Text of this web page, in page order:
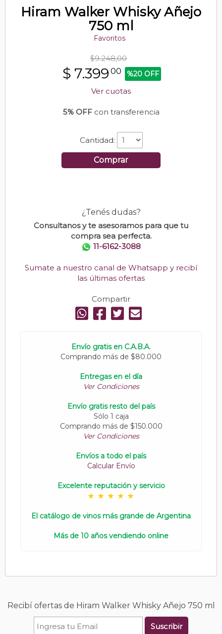
Hiram Walker Whisky Añejo
750 ml
Favoritos
$9.248,00
$ 7.399 00 %20 OFF
Ver cuotas
5% OFFcon transferencia
Cantidad:
Comprar
¿Tenés dudas?
Consultanos y te asesoramos para que tu
compra sea perfecta.
11-6162-3088
Sumate a nuestro canal de Whatsapp y recibí
las últimas ofertas
Compartir
Envío gratis en C.A.B.A.
Comprando más de $80.000
Entregas en el día
Ver Condiciones
Envío gratis resto del país
Sólo 1 caja
Comprando más de $150.000
Ver Condiciones
Envíos a todo el país
Calcular Envío
Excelente reputación y servicio
El catálogo de vinos más grande de Argentina
Más de 10 años vendiendo online
Recibí ofertas de Hiram Walker Whisky Añejo 750 ml
Suscribir